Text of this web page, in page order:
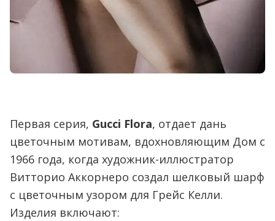
Первая серия, Gucci Flora, отдает дань
цветочным мотивам, вдохновляющим Дом с
1966 года, когда художник-иллюстратор
Витторио Аккорнеро создал шелковый шарф
с цветочным узором для Грейс Келли.
Изделия включают: